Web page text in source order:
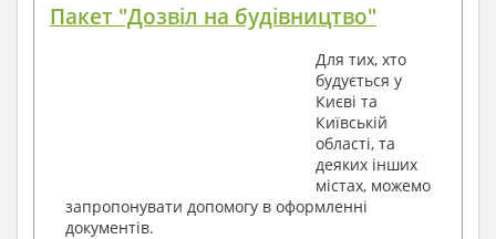
Пакет "Дозвіл на будівництво"
Для тих, хто
будується у
Києві та
Київській
області, та
деяких інших
містах, можемо
запропонувати допомогу в оформленні
документів.